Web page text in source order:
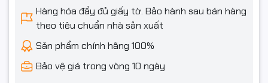
Hàng hóa đầy đủ giấy tờ. Bảo hành sau bán hàng
theo tiêu chuẩn nhà sản xuất
Sản phẩm chính hãng 100%
Bảo vệ giá trong vòng 10 ngày